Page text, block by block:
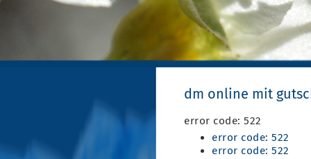
dm online mit
error code: 522
error code: 522
error code: 522